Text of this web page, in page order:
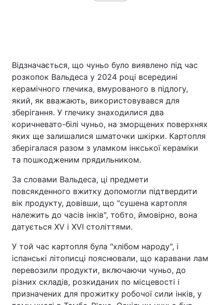
Відзначається, що чуньо було виявлено під час
розкопок Вальдеса у 2024 році всередині
керамічного глечика, вмурованого в підлогу,
який, як вважають, використовувався для
зберігання. У глечику знаходилися два
коричневато-білі чуньо, на зморщених поверхнях
яких ще залишалися шматочки шкірки. Картопля
зберігалася разом з уламком інкської кераміки
та пошкодженим прядильником.
За словами Вальдеса, ці предмети
повсякденного вжитку допомогли підтвердити
вік продукту, довівши, що "сушена картопля
належить до часів інків", тобто, ймовірно, вона
датується XV і XVI століттями.
У той час картопля була "хлібом народу", і
іспанські літописці пояснювали, що каравани лам
перевозили продукти, включаючи чуньо, до
різних складів, розкиданих по місцевості і
призначених для прожитку робочої сили інків, у